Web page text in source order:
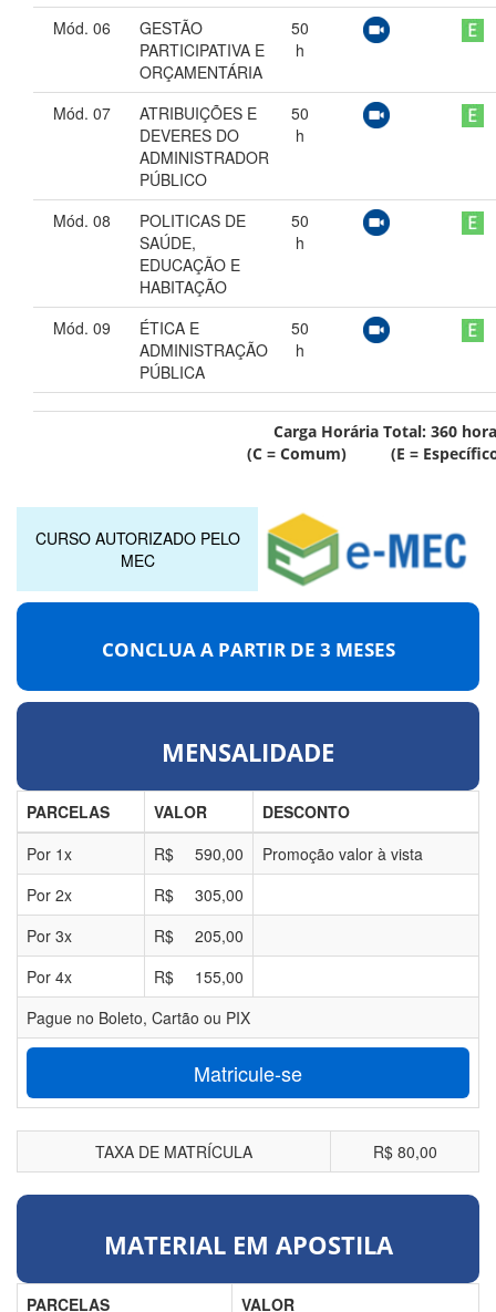
Mód. 06
GESTÃO
PARTICIPATIVA E
ORÇAMENTÁRIA
50
h
Mód. 07
ATRIBUIÇÕES E
DEVERES DO
ADMINISTRADOR
PÚBLICO
50
h
Mód. 08
POLITICAS DE
SAÚDE,
EDUCAÇÃO E
HABITAÇÃO
50
h
Mód. 09
ÉTICA E
ADMINISTRAÇÃO
PÚBLICA
50
h
Carga Horária Total: 360
(C = Comum) (E =
CURSO AUTORIZADO PELO
MEC
CONCLUA A PARTIR DE 3 MESES
MENSALIDADE
PARCELAS VALOR
DESCONTO
Por 1x R$ 590,00
Promoção valor à vista
Por 2x R$
305,00
Por 3x R$
205,00
Por 4x R$
155,00
Pague no Boleto, Cartão ou PIX
Matricule-se
TAXA DE MATRÍCULA R$ 80,00
MATERIAL EM APOSTILA
PARCELAS VALOR